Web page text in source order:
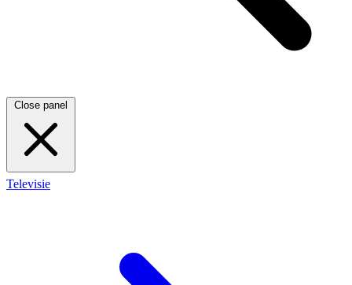
Close panel
Televisie